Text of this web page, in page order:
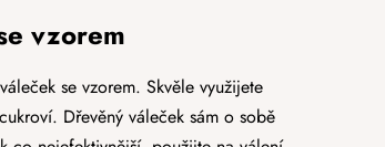
vzorem
se vzorem. Skvěle využijete
Dřevěný váleček sám o sobě